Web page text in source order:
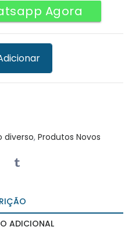
Agora
diverso, Produtos Novos
ADICIONAL